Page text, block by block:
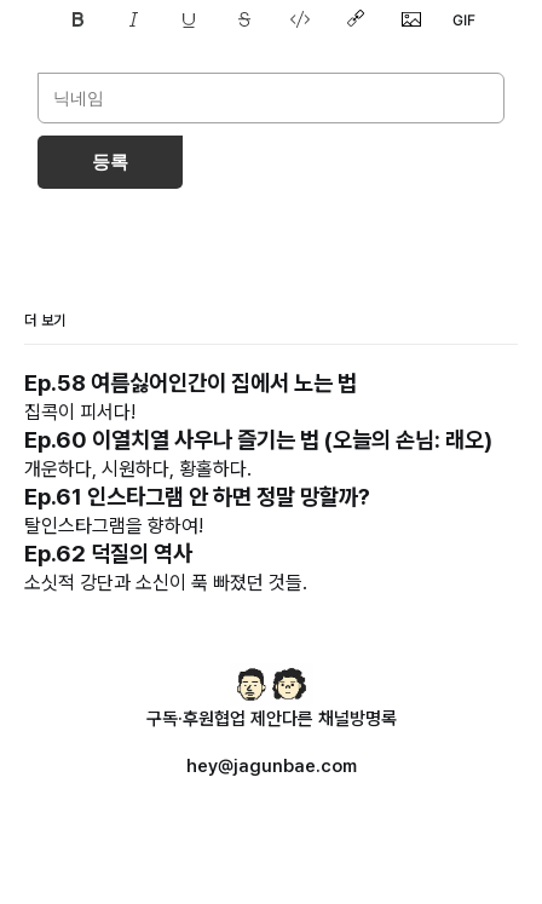
등록
더 보기
Ep.58 여름싫어인간이 집에서 노는 법
집콕이 피서다!
Ep.60 이열치열 사우나 즐기는 법 (오늘의 손님: 래오)
개운하다, 시원하다, 황홀하다.
Ep.61 인스타그램 안 하면 정말 망할까?
탈인스타그램을 향하여!
Ep.62 덕질의 역사
소싯적 강단과 소신이 푹 빠졌던 것들.
구독·후원협업 제안다른 채널방명록
hey@jagunbae.com